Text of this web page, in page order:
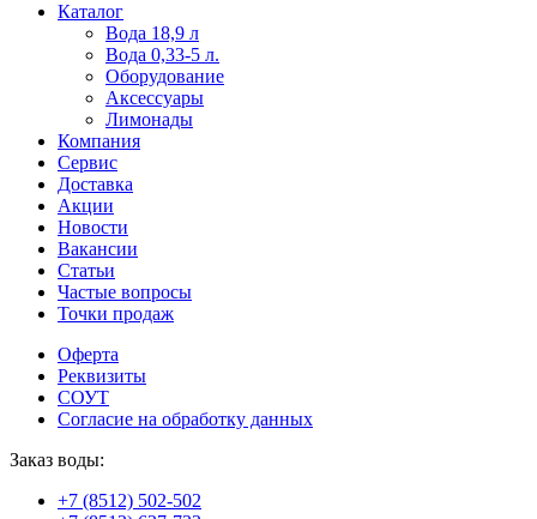
Пользователи
офіційний
сайт
через
разные
сайты.
можно
встретить
онлайн
казино
среди
обсуждаемых
тем.
Каталог
Вода 18,9 л
Вода 0,33-5 л.
Оборудование
Аксессуары
Лимонады
Компания
Сервис
Доставка
Акции
Новости
Вакансии
Статьи
Частые вопросы
Точки продаж
Оферта
Реквизиты
СОУТ
Согласие на обработку данных
Заказ воды:
+7 (8512) 502-502